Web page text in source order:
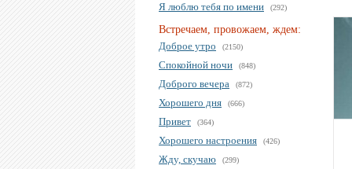
Я люблю тебя по имени (292)
Встречаем, провожаем, ждем:
Доброе утро
(2150)
Спокойной ночи (848)
Доброго вечера (872)
Хорошего дня (666)
Привет (364)
Хорошего настроения (426)
Жду, скучаю (299)